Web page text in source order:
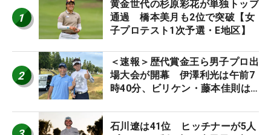
1
黄金世代の杉原彩花が単独トップ
通過 橋本美月も2位で突破【女
子プロテスト1次予選・E地区】
2
＜速報＞歴代賞金王ら男子プロ出
場大会が開幕 伊澤利光は午前7
時40分、ビリケン・藤本佳則は
STAGE JOYX OPEN】
石川遼は41位 ヒッチナーが5人